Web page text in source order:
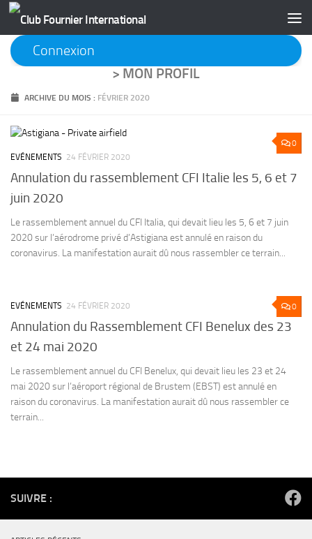
Skip to content
Connexion
> MON PROFIL
ARCHIVE DU MOIS : FÉVRIER 2020
0
EVÉNEMENTS 24 FÉVRIER 2020
Annulation du rassemblement CFI Italie les 5, 6 et 7
juin 2020
Le rassemblement annuel du CFI Italia, qui devait lieu les 5, 6 et 7 juin
2020 sur l’aérodrome privé d’Astigiana est annulé en raison du
coronavirus. La manifestation aurait dû nous rassembler ce terrain...
0
EVÉNEMENTS 24 FÉVRIER 2020
Annulation du Rassemblement CFI Benelux des 23
et 24 mai 2020
Le rassemblement annuel du CFI Benelux, qui devait lieu les 23 et 24
mai 2020 sur l’aéroport régional de Brustem (EBST) est annulé en
raison du coronavirus. La manifestation aurait dû nous rassembler ce
terrain...
SUIVRE :